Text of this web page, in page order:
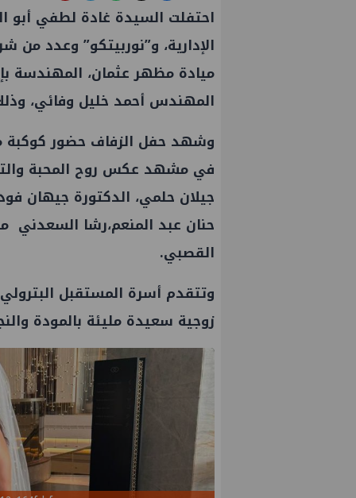
احتفلت السيدة غادة لطفي
الإدارية، و”نوربيتكو” وعدد من
ميادة مظهر عثمان، المهندسة
المهندس أحمد خليل وفائي،
وشهد حفل الزفاف حضور كوكبة
في مشهد عكس روح المحبة
جيلان حلمي، الدكتورة جيهان
حنان عبد المنعم،رشا السعدني
القصبي.
وتتقدم أسرة المستقبل البترولي
زوجية سعيدة مليئة بالمودة